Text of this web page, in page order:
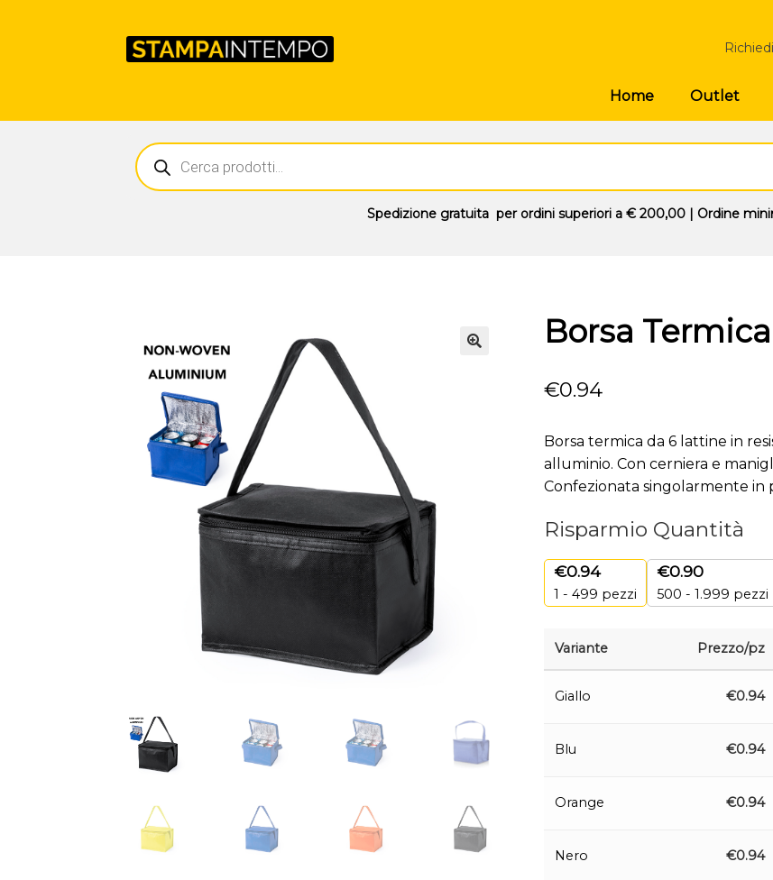
Home Outlet
Ricerca
prodotti
Spedizione gratuitaper ordini superiori a € 200,00| Ordine
Borsa
€0.94
Borsa termica da 6 lattine in
alluminio. Con cerniera e
Confezionata singolarmente in
Risparmio Quantità
€0.94
1 - 499 pezzi
€0.90
500 - 1.999 pezzi
Variante Prezzo/pz
Giallo €0.94
Blu €0.94
Orange €0.94
Nero €0.94